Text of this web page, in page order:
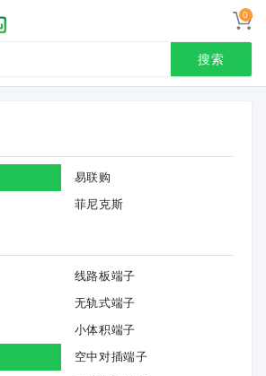
0
搜索
易联购
菲尼克斯
线路板端子
无轨式端子
小体积端子
空中对插端子